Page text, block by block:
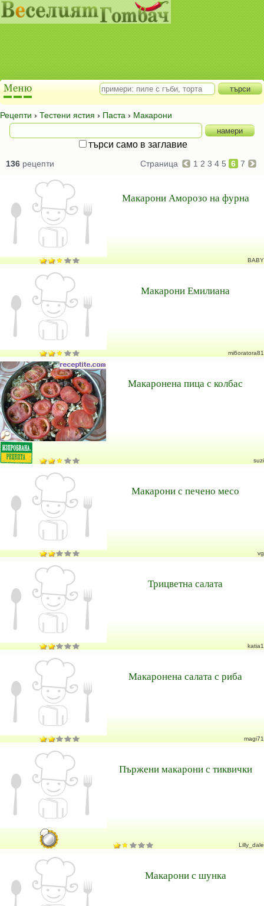
Рецепти › Тестени ястия › Паста › Макарони
търси само в заглавие
136 рецепти Страница 1 2 3 4 5 6 7
Макарони Аморозо на фурна
BABY
Макарони Емилиана
mi6oratora81
Макаронена пица с колбас
suzi
Макарони с печено месо
vg
Трицветна салата
katia1
Макаронена салата с риба
magi71
Пържени макарони с тиквички
Lilly_dale
Макарони с шунка